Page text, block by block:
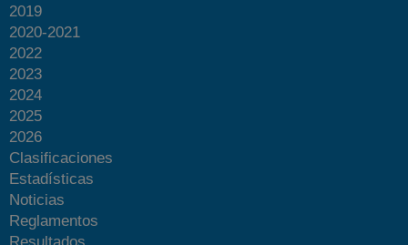
2019
2020-2021
2022
2023
2024
2025
2026
Clasificaciones
Estadísticas
Noticias
Reglamentos